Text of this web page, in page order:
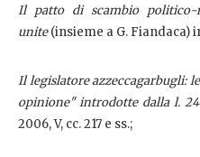
Il patto di scambio politico-
unite(insieme a G. Fiandaca)
Il legislatore azzeccagarbugli:
opinione" introdotte dalla l.
2006, V, cc. 217 e ss.;